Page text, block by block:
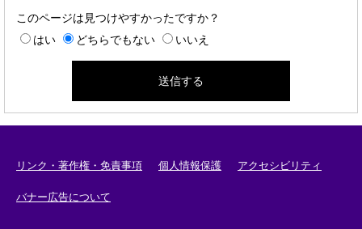
このページは見つけやすかったですか？
はい
どちらでもない いいえ
リンク・著作権・免責事項 個人情報保護 アクセシビリティ
バナー広告について